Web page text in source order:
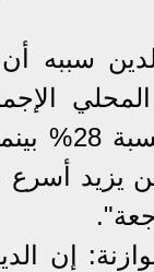
سببه أن
المحلي
يزيد
إن